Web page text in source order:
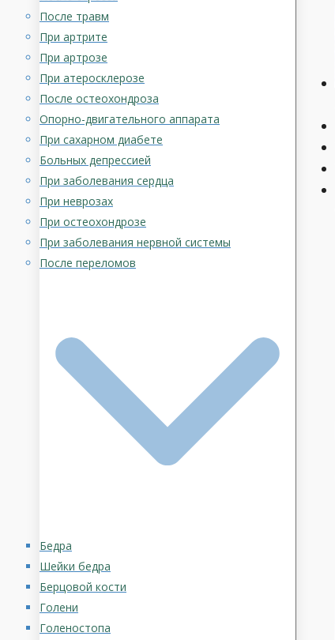
После травм
При артрите
При артрозе
При атеросклерозе
После остеохондроза
Опорно-двигательного аппарата
При сахарном диабете
Больных депрессией
При заболевания сердца
При неврозах
При остеохондрозе
При заболевания нервной системы
После переломов
Бедра
Шейки бедра
Берцовой кости
Голени
Голеностопа